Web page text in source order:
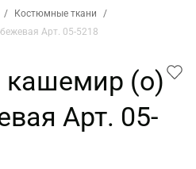
/ Костюмные ткани
/
Арт. 05-5218
(о)
Арт. 05-